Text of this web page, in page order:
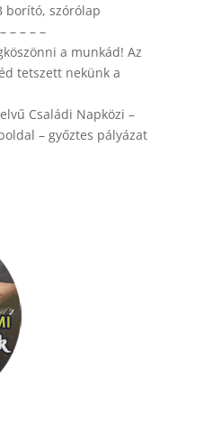
borító, szórólap
– – – –
a munkád! Az
tetszett nekünk a
Családi Napközi –
– győztes pályázat